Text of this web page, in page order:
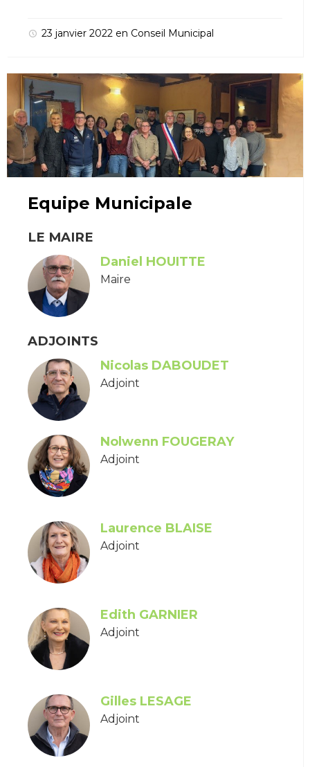
23 janvier 2022 en Conseil Municipal
Equipe Municipale
LE MAIRE
Daniel HOUITTE
Maire
ADJOINTS
Nicolas DABOUDET
Adjoint
Nolwenn FOUGERAY
Adjoint
Laurence BLAISE
Adjoint
Edith GARNIER
Adjoint
Gilles LESAGE
Adjoint